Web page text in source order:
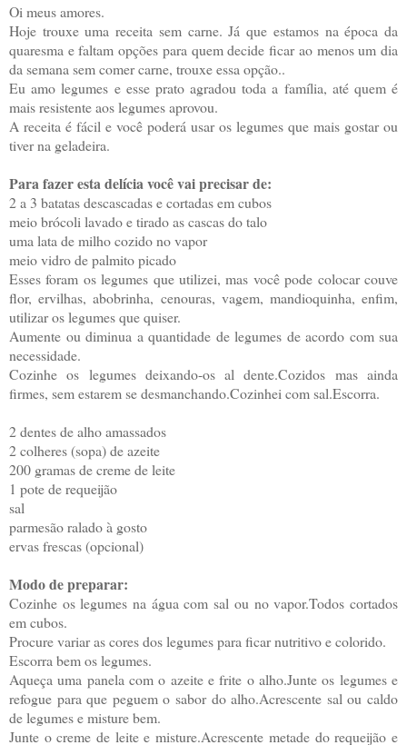
Oi meus amores.
Hoje trouxe uma receita sem carne. Já que estamos na época da
quaresma e faltam opções para quem decide ficar ao menos um dia
da semana sem comer carne, trouxe essa opção..
Eu amo legumes e esse prato agradou toda a família, até quem é
mais resistente aos legumes aprovou.
A receita é fácil e você poderá usar os legumes que mais gostar ou
tiver na geladeira.
Para fazer esta delícia você vai precisar de:
2 a 3 batatas descascadas e cortadas em cubos
meio brócoli lavado e tirado as cascas do talo
uma lata de milho cozido no vapor
meio vidro de palmito picado
Esses foram os legumes que utilizei, mas você pode colocar couve
flor, ervilhas, abobrinha, cenouras, vagem, mandioquinha, enfim,
utilizar os legumes que quiser.
Aumente ou diminua a quantidade de legumes de acordo com sua
necessidade.
Cozinhe os legumes deixando-os al dente.Cozidos mas ainda
firmes, sem estarem se desmanchando.Cozinhei com sal.Escorra.
2 dentes de alho amassados
2 colheres (sopa) de azeite
200 gramas de creme de leite
1 pote de requeijão
sal
parmesão ralado à gosto
ervas frescas (opcional)
Modo de preparar:
Cozinhe os legumes na água com sal ou no vapor.Todos cortados
em cubos.
Procure variar as cores dos legumes para ficar nutritivo e colorido.
Escorra bem os legumes.
Aqueça uma panela com o azeite e frite o alho.Junte os legumes e
refogue para que peguem o sabor do alho.Acrescente sal ou caldo
de legumes e misture bem.
Junte o creme de leite e misture.Acrescente metade do requeijão e